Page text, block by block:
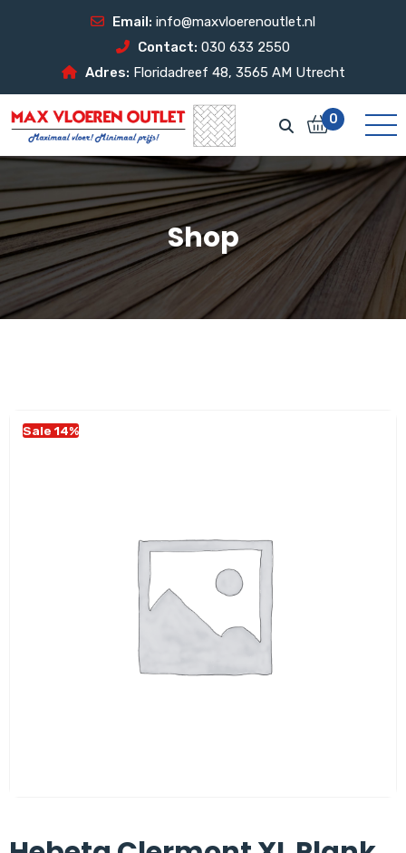
Email: info@maxvloerenoutlet.nl
Contact: 030 633 2550
Adres: Floridadreef 48, 3565 AM Utrecht
0
Shop
Sale 14%